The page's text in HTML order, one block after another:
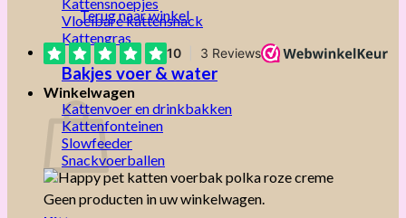
Terug naar winkel
Winkelwagen
Geen producten in uw winkelwagen.
Vloeibare kattensnack
Kattengras
Bakjes voer & water
Kattenvoer en drinkbakken
Kattenfonteinen
Slowfeeder
Snackvoerballen